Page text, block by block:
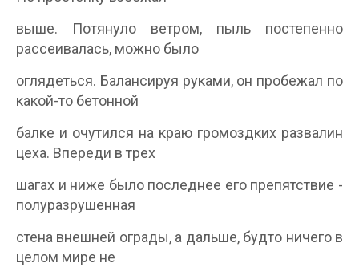
выше. Потянуло ветром, пыль постепенно
рассеивалась, можно было
оглядеться. Балансируя руками, он пробежал по
какой-то бетонной
балке и очутился на краю громоздких развалин
цеха. Впереди в трех
шагах и ниже было последнее его препятствие -
полуразрушенная
стена внешней ограды, а дальше, будто ничего в
целом мире не